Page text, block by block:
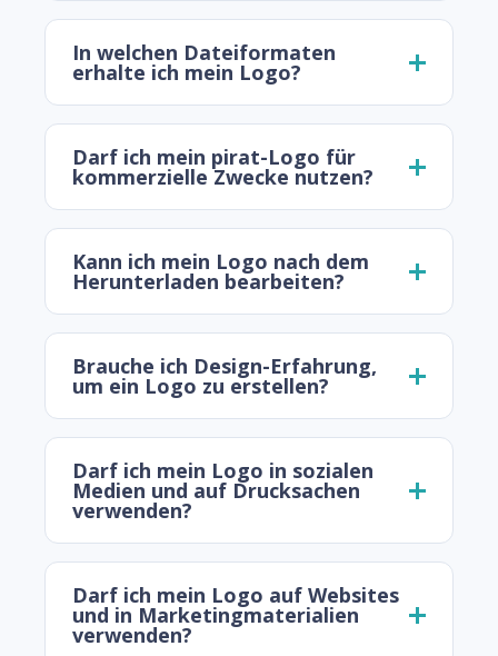
In welchen Dateiformaten
erhalte ich mein Logo?
Darf ich mein pirat-Logo für
kommerzielle Zwecke nutzen?
Kann ich mein Logo nach dem
Herunterladen bearbeiten?
Brauche ich Design-Erfahrung,
um ein Logo zu erstellen?
Darf ich mein Logo in sozialen
Medien und auf Drucksachen
verwenden?
Darf ich mein Logo auf Websites
und in Marketingmaterialien
verwenden?